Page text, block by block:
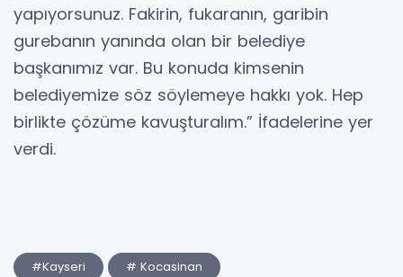
yapıyorsunuz. Fakirin, fukaranın, garibin
gurebanın yanında olan bir belediye
başkanımız var. Bu konuda kimsenin
belediyemize söz söylemeye hakkı yok. Hep
birlikte çözüme kavuşturalım.” İfadelerine yer
verdi.
#Kayseri # Kocasinan